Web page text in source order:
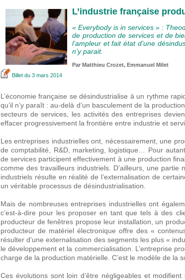
L’industrie française
« Everybody is in services » :
de production de services et de
l’ampleur et fait état d’une
n’y parait.
Par Matthieu Crozet, Emmanuel Milet
Billet du 3 mars 2014
L’économie française se désindustrialise à un rythme
qu’il n’y paraît : au-delà d’un basculement de la
secteurs de services, les activités des entreprises
effacer progressivement la frontière entre industrie et
Les entreprises industrielles ont, nécessairement, une
de comptabilité, R&D, marketing, logistique… Pour
de services participent effectivement à une production
comme des travailleurs industriels. D’ailleurs, une partie
industriels résulte en réalité de l’externalisation de
un véritable processus de désindustrialisation.
Mais de nombreuses entreprises industrielles ont
c’est-à-dire pour les proposer en tant que tels à des
producteur de fenêtres propose leur installation, un
producteur de matériel électronique offre des «
résulter d’une externalisation des segments les plus «
le développement et la commercialisation. L’entreprise
charge de la production matérielle. C’est le modèle de la
Ces évolutions sont loin d’être négligeables et